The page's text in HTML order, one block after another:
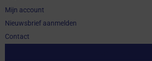
Mijn account
Nieuwsbrief aanmelden
Contact